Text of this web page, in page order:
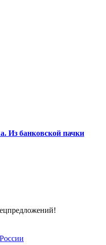
Из банковской пачки